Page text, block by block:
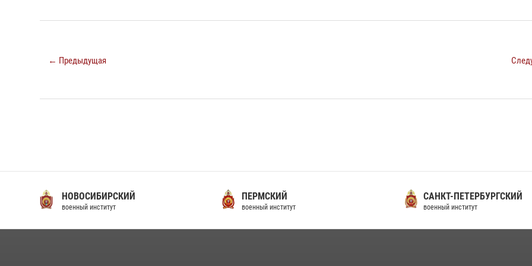
← Предыдущая
НОВОСИБИРСКИЙ
военный институт
ПЕРМСКИЙ
военный институт
САНКТ-ПЕТЕРБУРГСКИЙ
военный институт